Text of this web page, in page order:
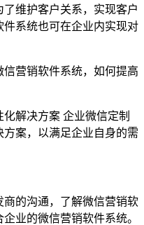
维护客户关系，实现客户
系统也可在企业内实现对
营销软件系统，如何提高
解决方案 企业微信定制
案，以满足企业自身的需
的沟通，了解微信营销软
业的微信营销软件系统。